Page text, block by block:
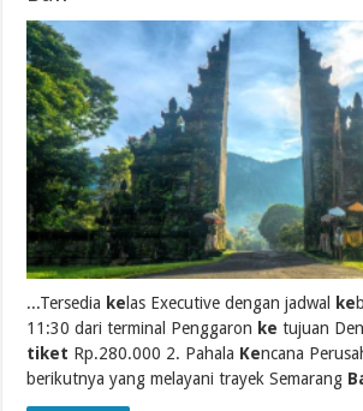
...Tersedia ke las Executive dengan jadwal ke
11:30 dari terminal Penggaron ke tujuan
tiket Rp.280.000 2. Pahala Kencana
berikutnya yang melayani trayek Semarang